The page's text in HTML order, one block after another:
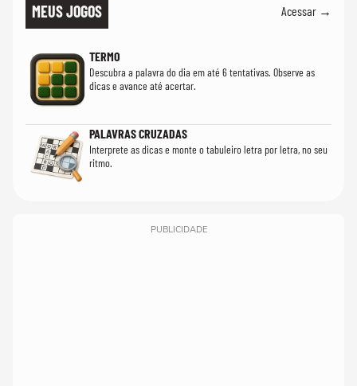
MEUS JOGOS Acessar →
TERMO
Descubra a palavra do dia em até 6 tentativas. Observe as
dicas e avance até acertar.
PALAVRAS CRUZADAS
Interprete as dicas e monte o tabuleiro letra por letra, no seu
ritmo.
PUBLICIDADE